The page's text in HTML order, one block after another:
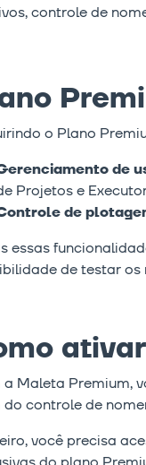
controle de
o Plano
de
Projetos e
de
essas
de testar
Maleta Premium,
do controle de
você precisa